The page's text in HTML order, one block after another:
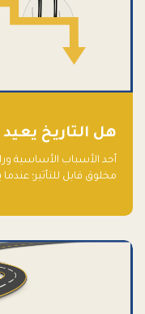
هل التاريخ
أحد الأسباب الأساسية
مخلوق قابل للتأثير؛